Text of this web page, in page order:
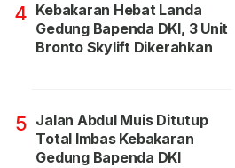
4 Kebakaran Hebat Landa
Gedung Bapenda DKI, 3 Unit
Bronto Skylift Dikerahkan
5 Jalan Abdul Muis Ditutup
Total Imbas Kebakaran
Gedung Bapenda DKI